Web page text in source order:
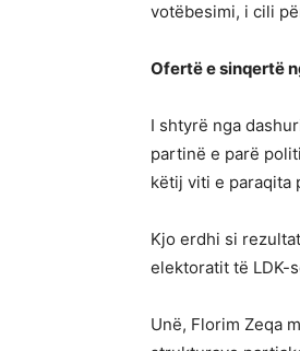
votëbesimi, i cili
Ofertë e sinqertë
I shtyrë nga
partinë e parë
këtij viti e paraqita
Kjo erdhi si
elektoratit të LDK-
Unë, Florim Zeqa